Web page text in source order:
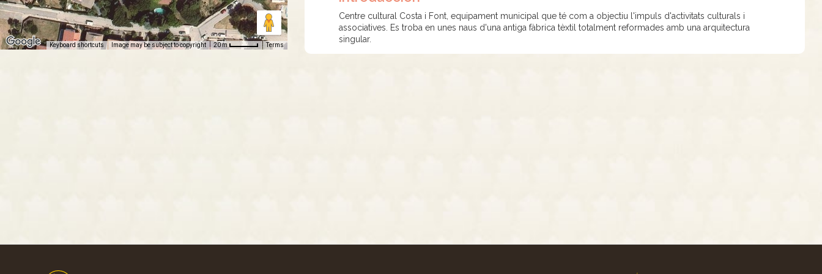
Keyboard shortcuts Image may be subject to copyright 20 m Terms
Centre cultural Costa i Font, equipament municipal que té com a objectiu l'impuls d'activitats culturals i
associatives. Es troba en unes naus d'una antiga fàbrica tèxtil totalment reformades amb una arquitectura
singular.